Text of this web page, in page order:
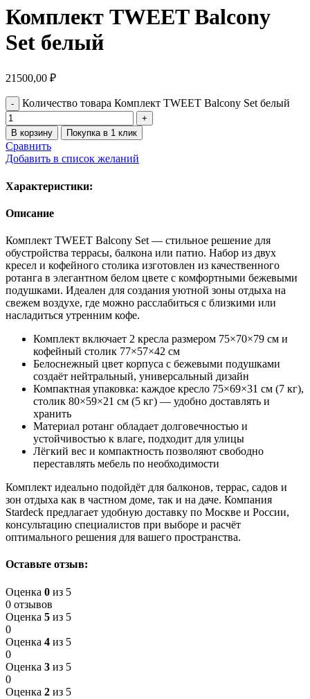
Комплект TWEET Balcony
Set белый
21500,00 ₽
Количество товара Комплект TWEET Balcony Set белый
В корзину Покупка в 1 клик
Сравнить
Добавить в список желаний
Характеристики:
Описание
Комплект TWEET Balcony Set — стильное решение для
обустройства террасы, балкона или патио. Набор из двух
кресел и кофейного столика изготовлен из качественного
ротанга в элегантном белом цвете с комфортными бежевыми
подушками. Идеален для создания уютной зоны отдыха на
свежем воздухе, где можно расслабиться с близкими или
насладиться утренним кофе.
Комплект включает 2 кресла размером 75×70×79 см и
кофейный столик 77×57×42 см
Белоснежный цвет корпуса с бежевыми подушками
создаёт нейтральный, универсальный дизайн
Компактная упаковка: каждое кресло 75×69×31 см (7 кг),
столик 80×59×21 см (5 кг) — удобно доставлять и
хранить
Материал ротанг обладает долговечностью и
устойчивостью к влаге, подходит для улицы
Лёгкий вес и компактность позволяют свободно
переставлять мебель по необходимости
Комплект идеально подойдёт для балконов, террас, садов и
зон отдыха как в частном доме, так и на даче. Компания
Stardeck предлагает удобную доставку по Москве и России,
консультацию специалистов при выборе и расчёт
оптимального решения для вашего пространства.
Оставьте отзыв:
Оценка 0 из 5
0 отзывов
Оценка 5 из 5
0
Оценка 4 из 5
0
Оценка 3 из 5
0
Оценка 2 из 5